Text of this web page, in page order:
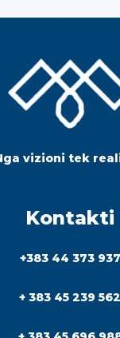
vizioni tek
Kontakti
+383 44 373 937
+ 383 45 239 562